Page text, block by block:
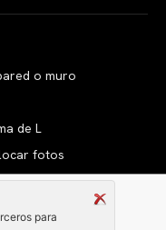
para
o muro
de L
fotos